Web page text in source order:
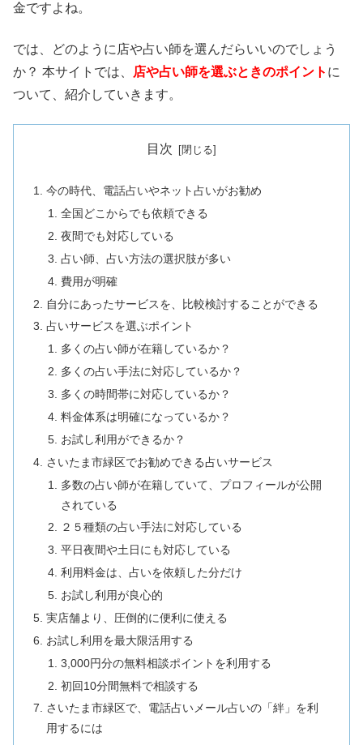
金ですよね。
では、どのように店や占い師を選んだらいいのでしょう
か？ 本サイトでは、
店や占い師を選ぶときのポイント に
ついて、紹介していきます。
目次
今の時代、電話占いやネット占いがお勧め
全国どこからでも依頼できる
夜間でも対応している
占い師、占い方法の選択肢が多い
費用が明確
自分にあったサービスを、比較検討することができる
占いサービスを選ぶポイント
多くの占い師が在籍しているか？
多くの占い手法に対応しているか？
多くの時間帯に対応しているか？
料金体系は明確になっているか？
お試し利用ができるか？
さいたま市緑区でお勧めできる占いサービス
多数の占い師が在籍していて、プロフィールが公開
されている
２５種類の占い手法に対応している
平日夜間や土日にも対応している
利用料金は、占いを依頼した分だけ
お試し利用が良心的
実店舗より、圧倒的に便利に使える
お試し利用を最大限活用する
3,000円分の無料相談ポイントを利用する
初回10分間無料で相談する
さいたま市緑区で、電話占いメール占いの「絆」を利
用するには